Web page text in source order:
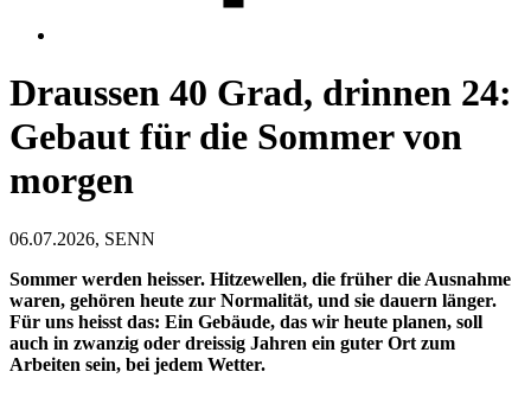
Draussen 40 Grad, drinnen 24:
Gebaut für die Sommer von
morgen
06.07.2026, SENN
Sommer werden heisser. Hitzewellen, die früher die Ausnahme
waren, gehören heute zur Normalität, und sie dauern länger.
Für uns heisst das: Ein Gebäude, das wir heute planen, soll
auch in zwanzig oder dreissig Jahren ein guter Ort zum
Arbeiten sein, bei jedem Wetter.